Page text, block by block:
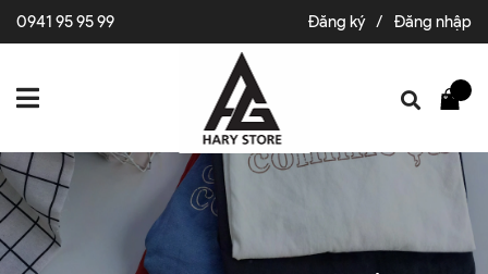
0941 95 95 99 Đăng ký / Đăng nhập